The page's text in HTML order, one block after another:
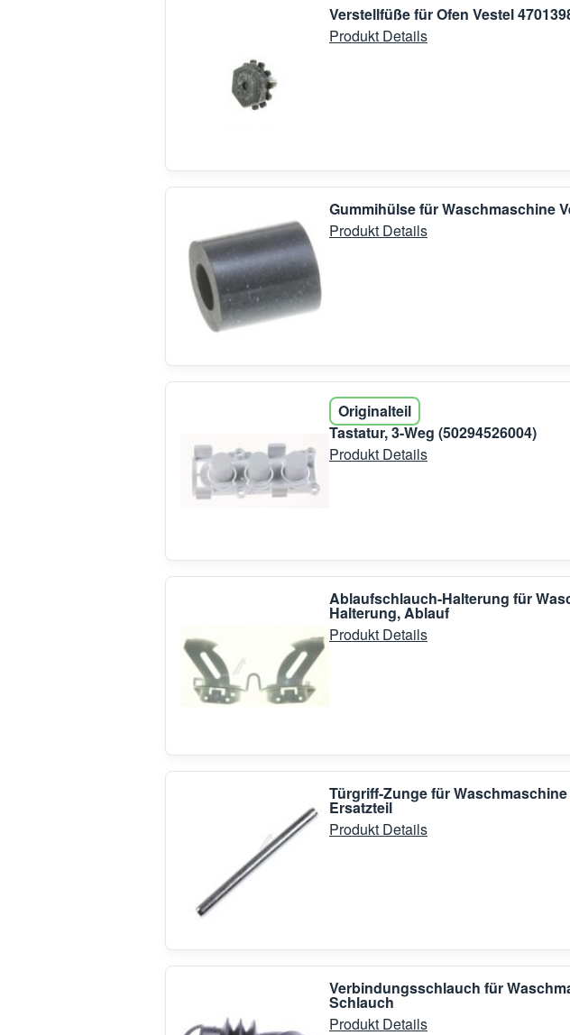
Verstellfüße für Ofen Vestel
Produkt Details
Gummihülse für Waschmaschine
Produkt Details
Originalteil
Tastatur, 3-Weg (50294526004)
Produkt Details
Ablaufschlauch-Halterung für
Halterung, Ablauf
Produkt Details
Türgriff-Zunge für
Ersatzteil
Produkt Details
Verbindungsschlauch für
Schlauch
Produkt Details